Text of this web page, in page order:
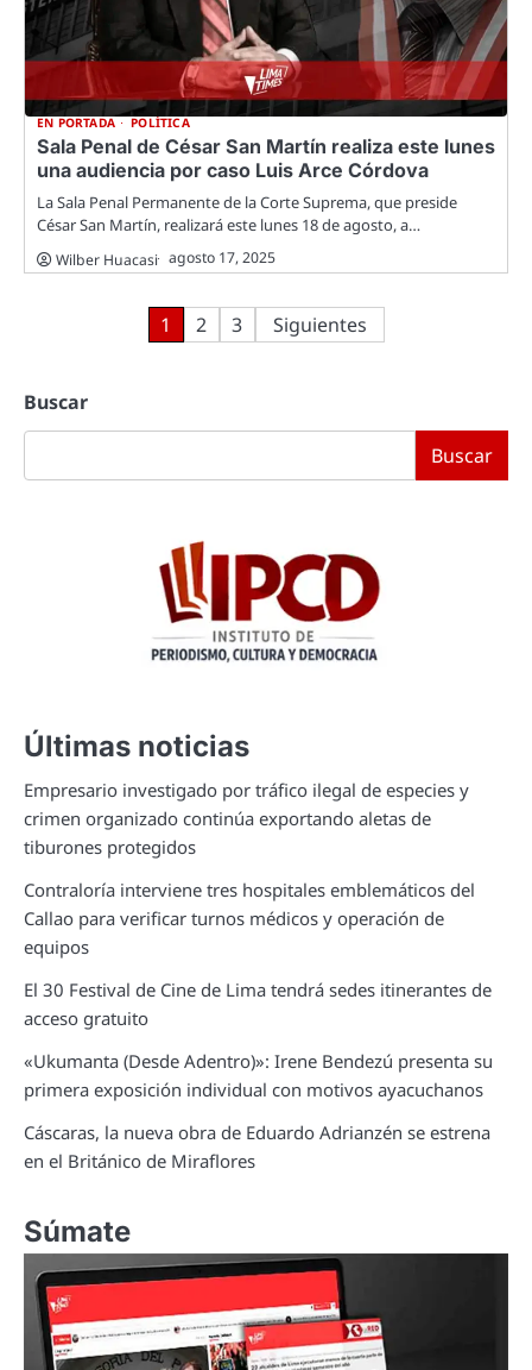
EN PORTADA POLÍTICA
Sala Penal de César San Martín realiza este lunes
una audiencia por caso Luis Arce Córdova
La Sala Penal Permanente de la Corte Suprema, que preside
César San Martín, realizará este lunes 18 de agosto, a…
Wilber Huacasi agosto 17, 2025
Paginación
entradas
1 2 3 Siguientes
Buscar
Buscar
Últimas noticias
Empresario investigado por tráfico ilegal de especies y
crimen organizado continúa exportando aletas de
tiburones protegidos
Contraloría interviene tres hospitales emblemáticos del
Callao para verificar turnos médicos y operación de
equipos
El 30 Festival de Cine de Lima tendrá sedes itinerantes de
acceso gratuito
«Ukumanta (Desde Adentro)»: Irene Bendezú presenta su
primera exposición individual con motivos ayacuchanos
Cáscaras, la nueva obra de Eduardo Adrianzén se estrena
en el Británico de Miraflores
Súmate